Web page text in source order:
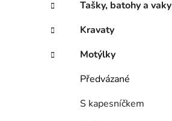
Tašky, batohy a vaky
Kravaty
Motýlky
Předvázané
S kapesníčkem